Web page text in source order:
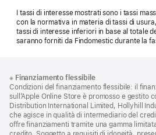
I tassi di interesse mostrati sono i tassi
con la normativa in materia di tassi di
tassi di interesse inferiori in base al totale
saranno forniti da Findomestic durante la
di
pagina
a
piè
di
pagina
※ Finanziamento flessibile
Condizioni del finanziamento flessibile: il
sull’Apple Online Store è promosso e gestito
Distribution International Limited, Hollyhill
che agisce in qualità di intermediario del
offre finanziamenti tramite una gamma